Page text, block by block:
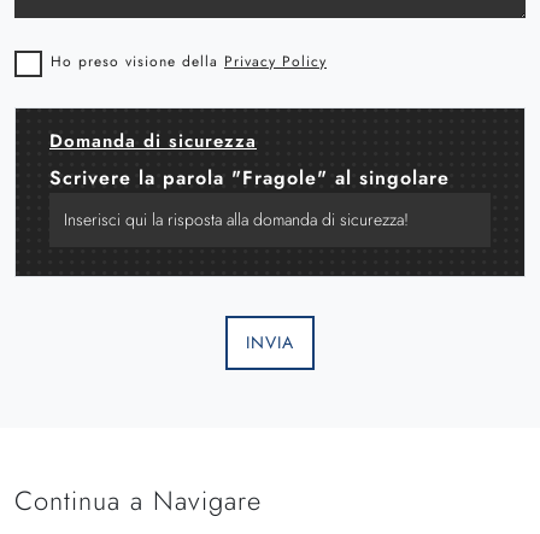
Ho preso visione della Privacy Policy
Domanda di sicurezza
Scrivere la parola "Fragole" al singolare
INVIA
Continua a Navigare